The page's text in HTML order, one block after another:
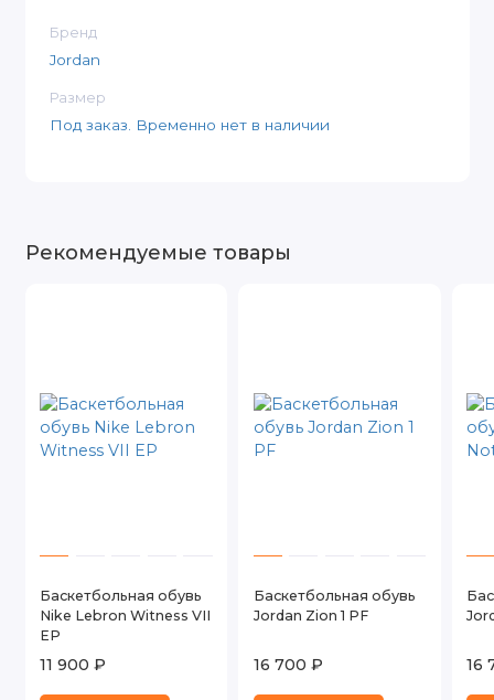
Бренд
Jordan
Размер
Под заказ. Временно нет в наличии
Рекомендуемые товары
Баскетбольная обувь
Nike Lebron Witness VII
EP
11 900 ₽
Баскетбольная обувь
Jordan Zion 1 PF
16 700 ₽ 16